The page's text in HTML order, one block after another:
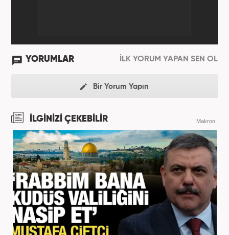
YORUMLAR İLK YORUM YAPAN SEN OL
Bir Yorum Yapın
İLGİNİZİ ÇEKEBİLİR Makroo